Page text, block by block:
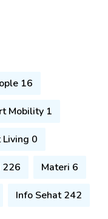
16
Mobility 1
Living 0
226 Materi 6
Info Sehat 242